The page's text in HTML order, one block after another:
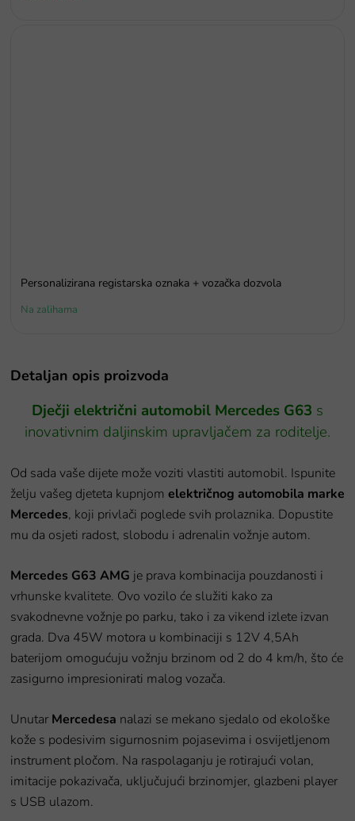
Personalizirana registarska oznaka + vozačka dozvola
Na zalihama
Detaljan opis proizvoda
Dječji električni automobil Mercedes G63 s
inovativnim daljinskim upravljačem za roditelje.
Od sada vaše dijete može voziti vlastiti automobil. Ispunite
želju vašeg djeteta kupnjom električnog automobila marke
Mercedes, koji privlači poglede svih prolaznika. Dopustite
mu da osjeti radost, slobodu i adrenalin vožnje autom.
Mercedes G63 AMG je prava kombinacija pouzdanosti i
vrhunske kvalitete. Ovo vozilo će služiti kako za
svakodnevne vožnje po parku, tako i za vikend izlete izvan
grada. Dva 45W motora u kombinaciji s 12V 4,5Ah
baterijom omogućuju vožnju brzinom od 2 do 4 km/h, što će
zasigurno impresionirati malog vozača.
Unutar Mercedesa nalazi se mekano sjedalo od ekološke
kože s podesivim sigurnosnim pojasevima i osvijetljenom
instrument pločom. Na raspolaganju je rotirajući volan,
imitacije pokazivača, uključujući brzinomjer, glazbeni player
s USB ulazom.